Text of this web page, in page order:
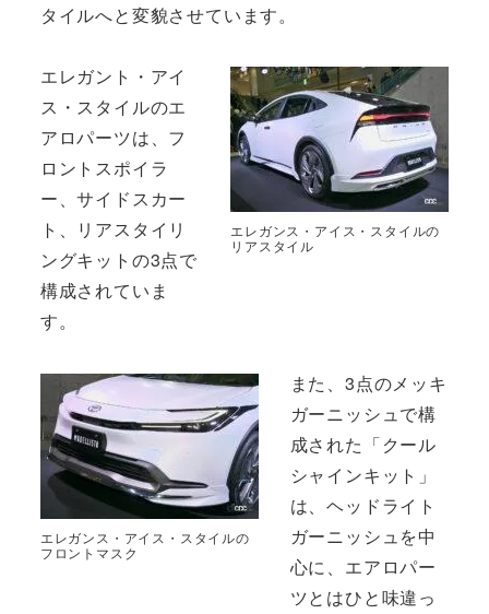
タイルへと変貌させています。
エレガンス・アイス・スタイルの
リアスタイル
エレガント・アイ
ス・スタイルのエ
アロパーツは、フ
ロントスポイラ
ー、サイドスカー
ト、リアスタイリ
ングキットの3点で
構成されていま
す。
エレガンス・アイス・スタイルの
フロントマスク
また、3点のメッキ
ガーニッシュで構
成された「クール
シャインキット」
は、ヘッドライト
ガーニッシュを中
心に、エアロパー
ツとはひと味違っ